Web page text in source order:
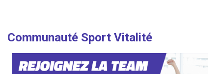
Communauté Sport Vitalité